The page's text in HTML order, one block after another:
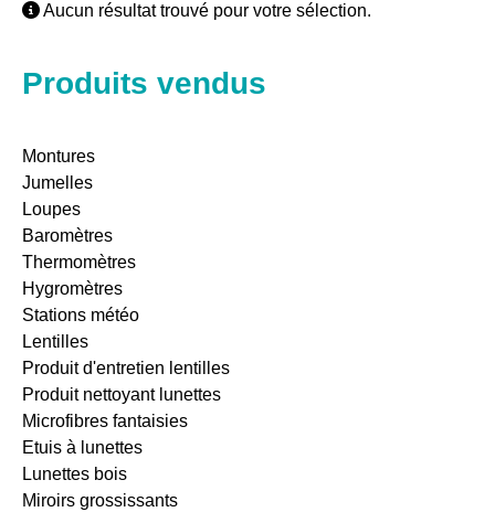
Aucun résultat trouvé pour votre sélection.
Produits vendus
Montures
Jumelles
Loupes
Baromètres
Thermomètres
Hygromètres
Stations météo
Lentilles
Produit d'entretien lentilles
Produit nettoyant lunettes
Microfibres fantaisies
Etuis à lunettes
Lunettes bois
Miroirs grossissants